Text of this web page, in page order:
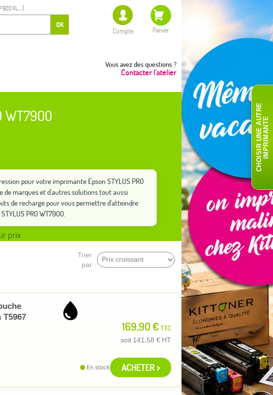
920 XL,...)
OK
Compte Panier
Vous avez des questions ?
Contacter l'atelier
WT7900
pour votre imprimante Epson STYLUS PRO
de marques et d'autres solutions tout aussi
de recharge pour vous permettre d'atteindre
PRO WT7900.
prix
Trier
par
169,90 €TTC
soit 141,58 € HT
En stock ACHETER >
C
H
O
I
S
I
R
U
N
E
AU
T
R
E
I
M
P
R
I
M
A
N
TE